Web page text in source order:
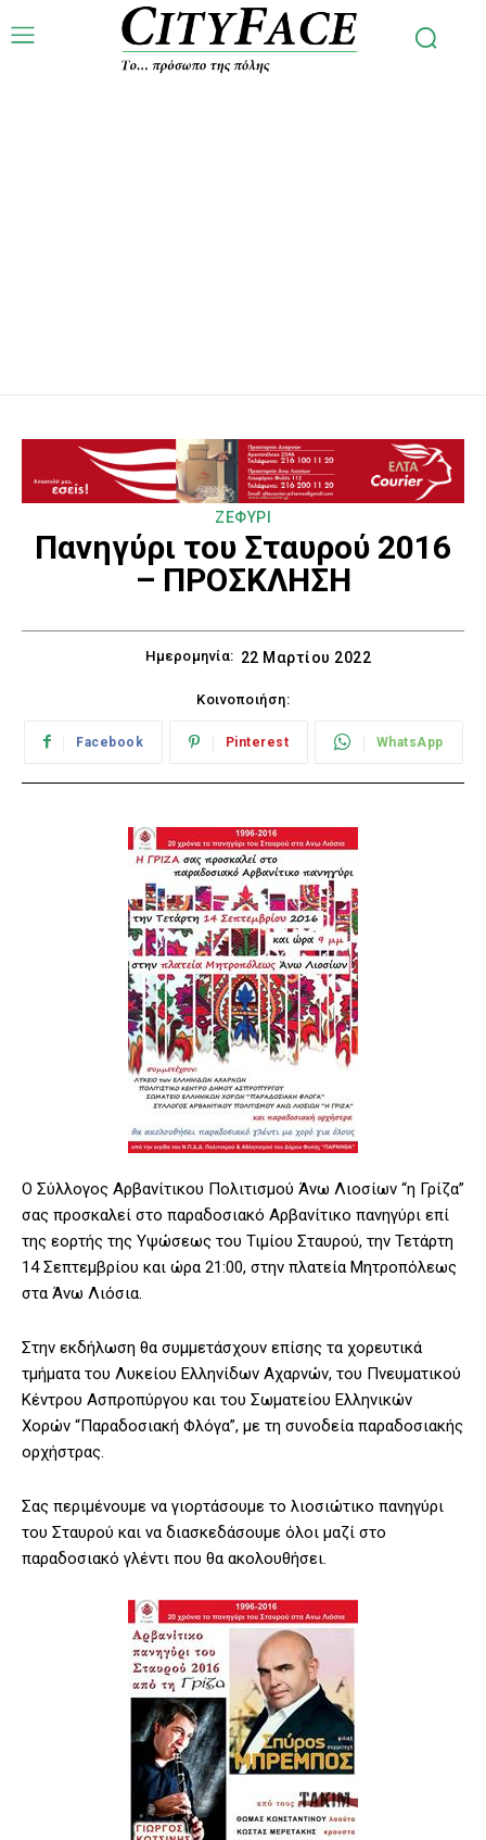
ΖΕΦΥΡΙ
Πανηγύρι του Σταυρού 2016
– ΠΡΟΣΚΛΗΣΗ
Ημερομηνία: 22 Μαρτίου 2022
Κοινοποιήση:
Facebook Pinterest WhatsApp
Ο Σύλλογος Αρβανίτικου Πολιτισμού Άνω Λιοσίων “η Γρίζα”
σας προσκαλεί στο παραδοσιακό Αρβανίτικο πανηγύρι επί
της εορτής της Υψώσεως του Τιμίου Σταυρού, την Τετάρτη
14 Σεπτεμβρίου και ώρα 21:00, στην πλατεία Μητροπόλεως
στα Άνω Λιόσια.
Στην εκδήλωση θα συμμετάσχουν επίσης τα χορευτικά
τμήματα του Λυκείου Ελληνίδων Αχαρνών, του Πνευματικού
Κέντρου Ασπροπύργου και του Σωματείου Ελληνικών
Χορών “Παραδοσιακή Φλόγα”, με τη συνοδεία παραδοσιακής
ορχήστρας.
Σας περιμένουμε να γιορτάσουμε το λιοσιώτικο πανηγύρι
του Σταυρού και να διασκεδάσουμε όλοι μαζί στο
παραδοσιακό γλέντι που θα ακολουθήσει.